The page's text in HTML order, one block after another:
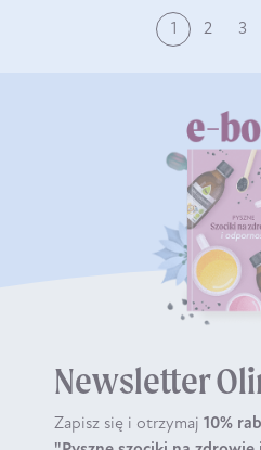
1 2 3
Newsletter
Zapisz się i otrzymaj 10%